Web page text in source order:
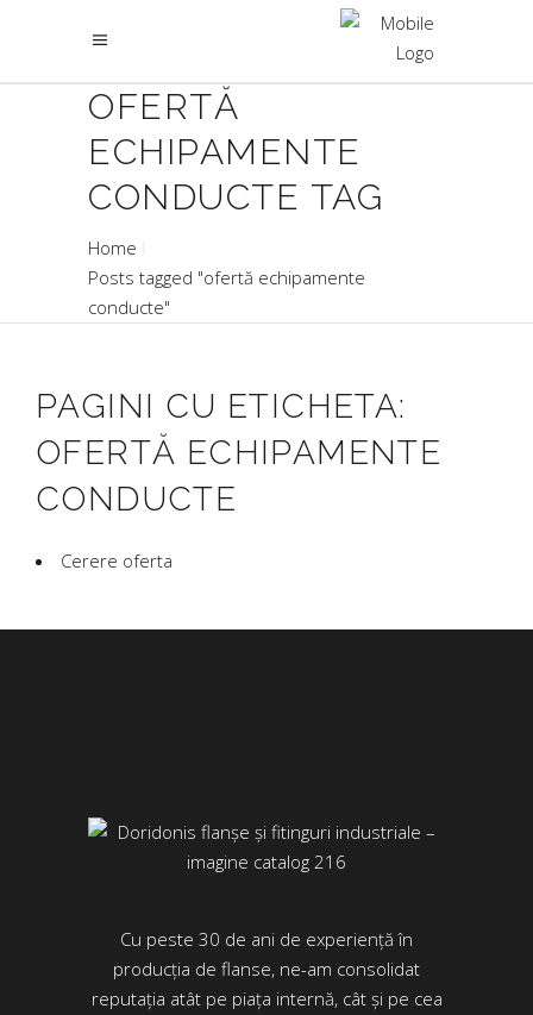
OFERTĂ
ECHIPAMENTE
CONDUCTE TAG
Home
Posts tagged "ofertă echipamente
conducte"
PAGINI CU ETICHETA:
OFERTĂ ECHIPAMENTE
CONDUCTE
Cerere oferta
Cu peste 30 de ani de experiență în
producția de flanse, ne-am consolidat
reputația atât pe piața internă, cât și pe cea